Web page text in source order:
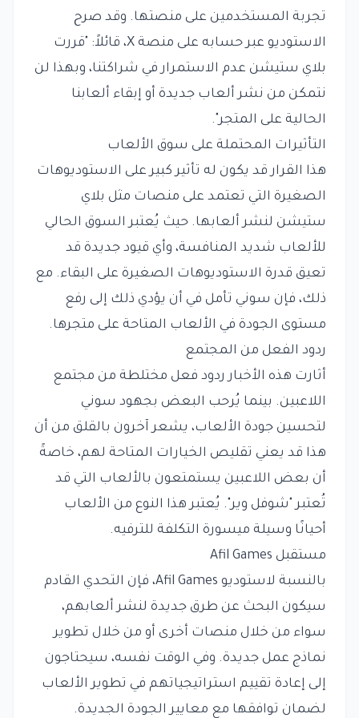
تجربة المستخدمين على منصتها. وقد صرح
الاستوديو عبر حسابه على منصة X، قائلاً: "قررت
بلاي ستيشن عدم الاستمرار في شراكتنا، وبهذا لن
نتمكن من نشر ألعاب جديدة أو إبقاء ألعابنا
الحالية على المتجر".
التأثيرات المحتملة على سوق الألعاب
هذا القرار قد يكون له تأثير كبير على الاستوديوهات
الصغيرة التي تعتمد على منصات مثل بلاي
ستيشن لنشر ألعابها. حيث يُعتبر السوق الحالي
للألعاب شديد المنافسة، وأي قيود جديدة قد
تعيق قدرة الاستوديوهات الصغيرة على البقاء. مع
ذلك، فإن سوني تأمل في أن يؤدي ذلك إلى رفع
مستوى الجودة في الألعاب المتاحة على متجرها.
ردود الفعل من المجتمع
أثارت هذه الأخبار ردود فعل مختلطة من مجتمع
اللاعبين. بينما يُرحب البعض بجهود سوني
لتحسين جودة الألعاب، يشعر آخرون بالقلق من أن
هذا قد يعني تقليص الخيارات المتاحة لهم، خاصةً
أن بعض اللاعبين يستمتعون بالألعاب التي قد
تُعتبر "شوفل وير". يُعتبر هذا النوع من الألعاب
أحيانًا وسيلة ميسورة التكلفة للترفيه.
مستقبل Afil Games
بالنسبة لاستوديو Afil Games، فإن التحدي القادم
سيكون البحث عن طرق جديدة لنشر ألعابهم،
سواء من خلال منصات أخرى أو من خلال تطوير
نماذج عمل جديدة. وفي الوقت نفسه، سيحتاجون
إلى إعادة تقييم استراتيجياتهم في تطوير الألعاب
لضمان توافقها مع معايير الجودة الجديدة.